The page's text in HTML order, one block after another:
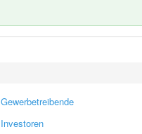
Gewerbetreibende
Investoren